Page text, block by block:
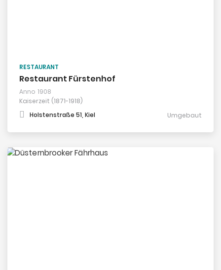
RESTAURANT
Restaurant Fürstenhof
Anno 1908
Kaiserzeit (1871-1918)
Holstenstraße 51, Kiel
Umgebaut